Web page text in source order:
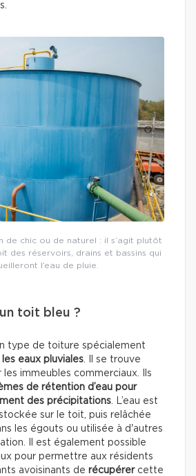
de chic ou de naturel : il s’agit plutôt
des réservoirs, drains et bassins qui
l’eau de pluie.
toit bleu ?
type de toiture spécialement
eaux pluviales . Il se trouve
immeubles commerciaux. Ils
de rétention d’eau pour
des précipitations . L’eau est
sur le toit, puis relâchée
les égouts ou utilisée à d'autres
Il est également possible
pour permettre aux résidents
avoisinants de récupérercette